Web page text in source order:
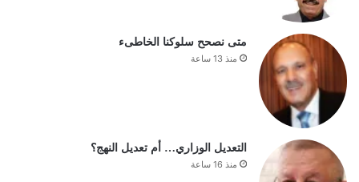
متى نصحح سلوكنا الخاطىء
منذ 13 ساعة
التعديل الوزاري… أم تعديل النهج؟
منذ 16 ساعة